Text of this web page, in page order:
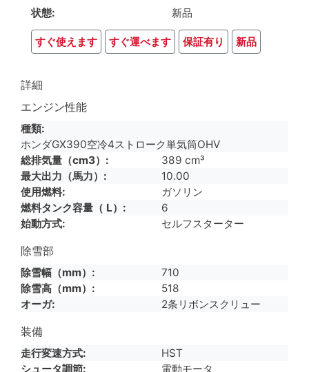
状態
新品
すぐ使えます すぐ運べます 保証有り 新品
詳細
エンジン性能
種類
ホンダGX390空冷4ストローク単気筒OHV
総排気量（cm3）
389 cm³
最大出力（馬力）
10.00
使用燃料
ガソリン
燃料タンク容量（ L）
6
始動方式
セルフスターター
除雪部
除雪幅（mm）
710
除雪高（mm）
518
オーガ
2条リボンスクリュー
装備
走行変速方式
HST
シュータ調節
電動モータ